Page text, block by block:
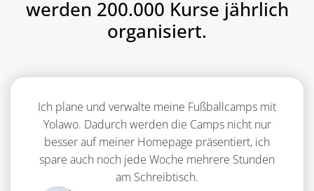
werden 200.000 Kurse jährlich
organisiert.
Ich plane und verwalte meine Fußballcamps mit
Yolawo. Dadurch werden die Camps nicht nur
besser auf meiner Homepage präsentiert, ich
spare auch noch jede Woche mehrere Stunden
am Schreibtisch.